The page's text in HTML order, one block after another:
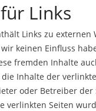
Links
Links zu externen
keinen Einfluss
fremden Inhalte
Inhalte der
oder Betreiber der
verlinkten Seiten